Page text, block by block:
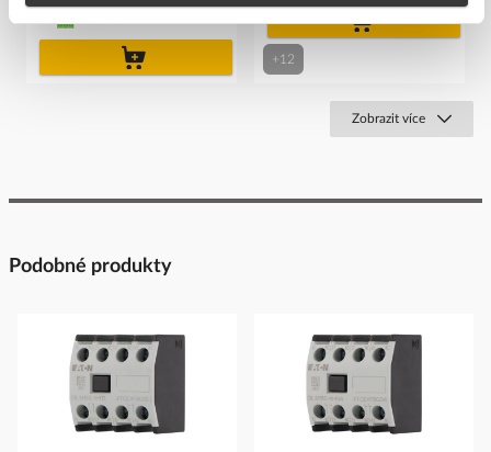
+12
Zobrazit více
Podobné produkty